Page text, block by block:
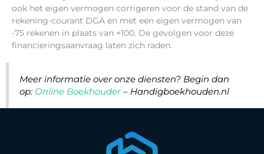
ook het eigen vermogen corrigeren voor de stand van de
rekening-courant DGA en met een eigen vermogen van
-75 rekenen in plaats van +100. De gevolgen voor deze
financieringsaanvraag laten zich raden.
Meer informatie over onze diensten? Begin dan
op: Online Boekhouder– Handigboekhouden.nl